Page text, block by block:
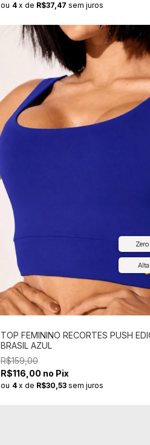
ou 4 x de R$37,47 sem juros
TOP FEMININO RECORTES PUSH
BRASIL AZUL
R$159,00
R$116,00 no Pix
ou 4 x de R$30,53 sem juros